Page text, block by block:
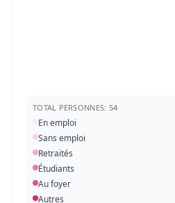
TOTAL PERSONNES: 54
En emploi
Sans emploi
Retraités
Étudiants
Au foyer
Autres